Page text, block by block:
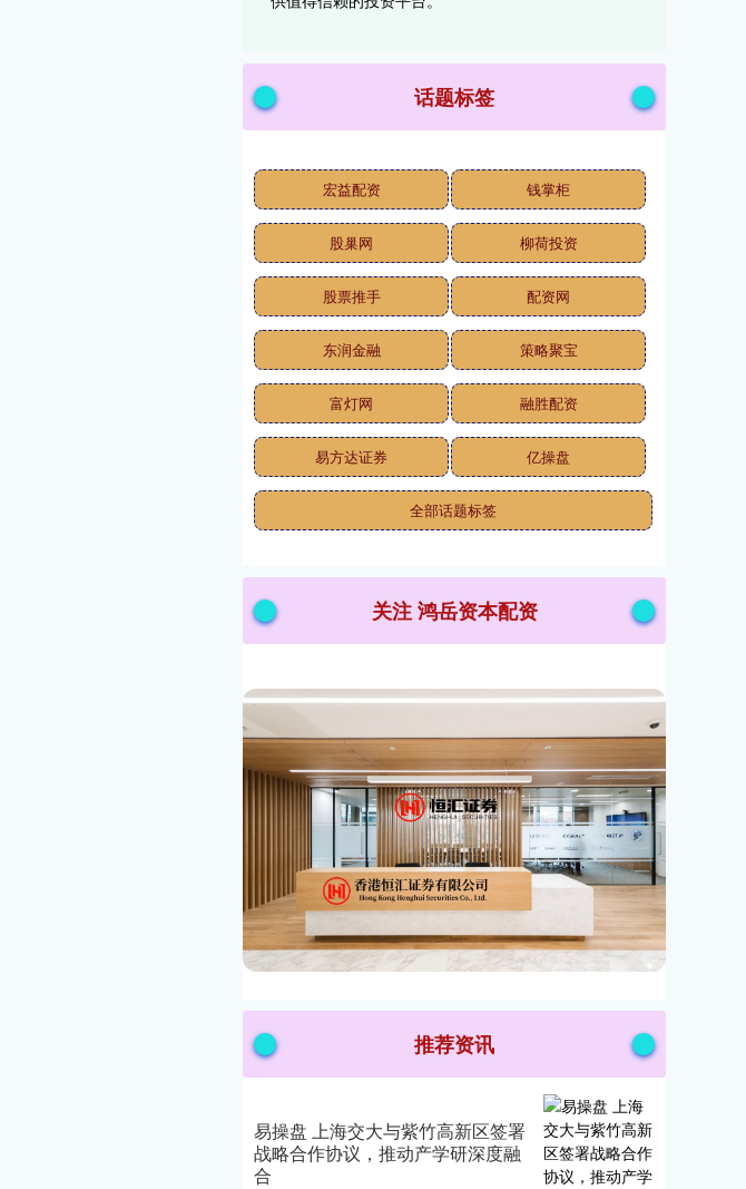
话题标签
宏益配资 钱掌柜
股巢网 柳荷投资
股票推手 配资网
东润金融 策略聚宝
富灯网 融胜配资
易方达证券 亿操盘
全部话题标签
关注 鸿岳资本配资
推荐资讯
易操盘 上海交大与紫竹高新区签署
战略合作协议，推动产学研深度融
合